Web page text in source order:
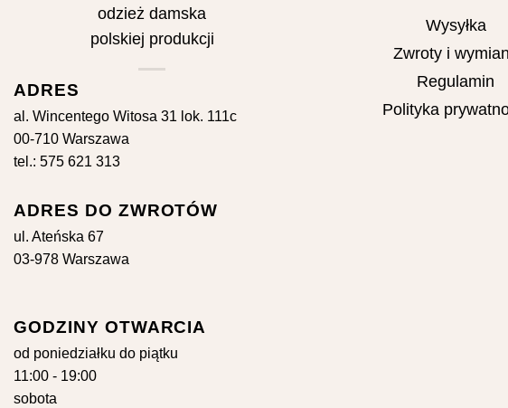
ADRES
al. Wincentego Witosa 31 lok. 111c
00-710 Warszawa
tel.: 575 621 313
ADRES DO ZWROTÓW
ul. Ateńska 67
03-978 Warszawa
GODZINY OTWARCIA
od poniedziałku do piątku
11:00 - 19:00
sobota
Wysyłka
Zwroty i
Regulamin
Polityka